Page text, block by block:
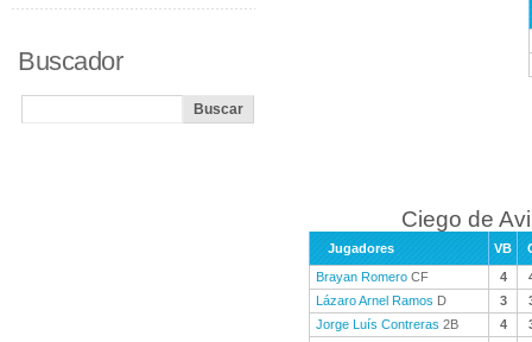
Ciego de
Jugadores VB
Brayan Romero CF 4
Lázaro Arnel Ramos D 3
Jorge Luís Contreras 2B 4
Buscador